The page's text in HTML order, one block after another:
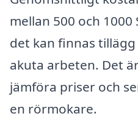
mellan 500 och 1000
det kan finnas
akuta arbeten. Det
jämföra priser och
en rörmokare.